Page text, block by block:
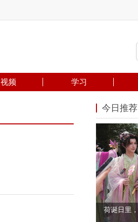
视频 学习
今日推荐